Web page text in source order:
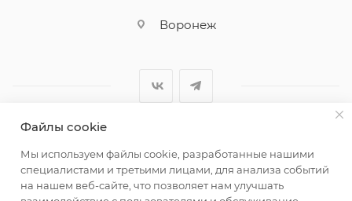
Воронеж
женщин
Файлы cookie
Мы используем файлы cookie, разработанные нашими
специалистами и третьими лицами, для анализа событий
на нашем веб-сайте, что позволяет нам улучшать